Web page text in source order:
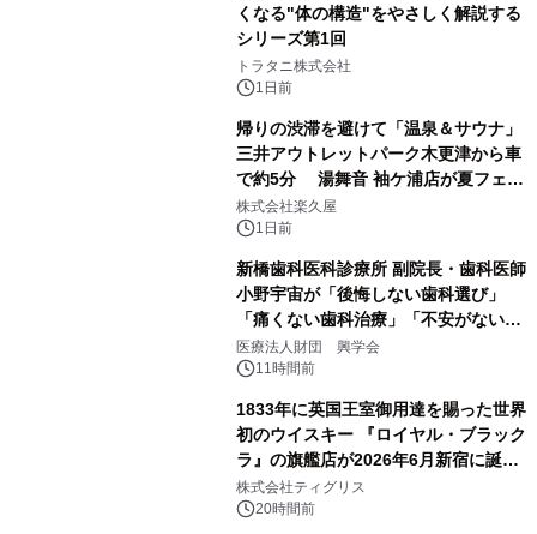
くなる"体の構造"をやさしく解説する
シリーズ第1回
トラタニ株式会社
1日前
帰りの渋滞を避けて「温泉＆サウナ」
三井アウトレットパーク木更津から車
で約5分 湯舞音 袖ケ浦店が夏フェア
メニューを提供
株式会社楽久屋
1日前
新橋歯科医科診療所 副院長・歯科医師
小野宇宙が「後悔しない歯科選び」
「痛くない歯科治療」「不安がない治
療計画」をテーマに専門監修
医療法人財団 興学会
11時間前
1833年に英国王室御用達を賜った世界
初のウイスキー 『ロイヤル・ブラック
ラ』の旗艦店が2026年6月新宿に誕
生 バカルディ ジャパンと連携した
没入型バー「BAR Arca」
株式会社ティグリス
20時間前